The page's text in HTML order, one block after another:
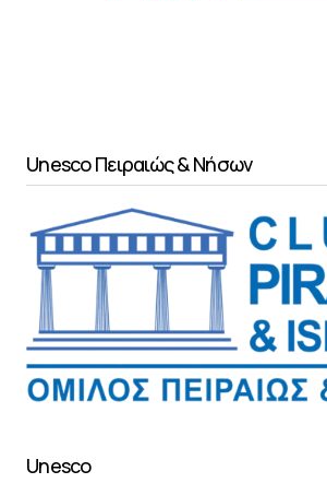
Unesco Πειραιώς & Νήσων
Unesco